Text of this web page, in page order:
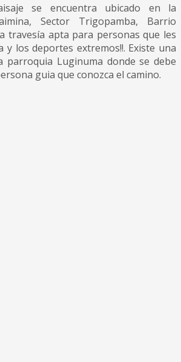
se encuentra ubicado en la
Sector Trigopamba, Barrio
travesía apta para personas que les
y los deportes extremos!!. Existe una
Luginuma donde se debe
guia que conozca el camino.